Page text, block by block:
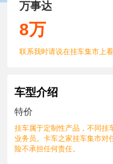
万事达
8万
联系我时请说在挂车集市上
车型介绍
特价
挂车属于定制性产品，不同挂
业务员。卡车之家挂车集市对
险不承担任何责任。